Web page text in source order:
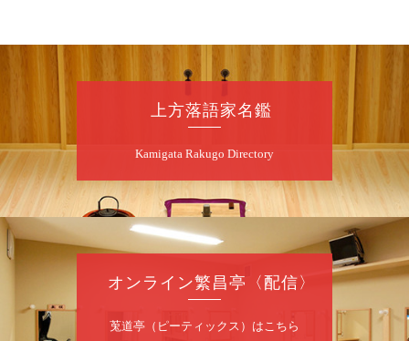
桂二豆／露の瑞／桂きん太郎／いわみせいじ
（似顔絵）／笑福亭笑利／桂文太～仲入～露
★菟道亭 配信あり
8月7日（金）
噺家が落語と芝居をしてみる会
桂米之助／桂団治郎／桂弥太郎／桂米舞／是
開演：午後6時30分（6時開場）全席指定
上方落語家名鑑
Kamigata Rakugo Directory
オンライン繁昌亭〈配信〉
莵道亭（ピーティックス）はこちら